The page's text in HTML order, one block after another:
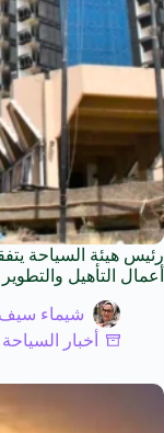
رئيس هيئة السياحة
أعمال التأهيل
شيماء سيف
أخبار السياحة